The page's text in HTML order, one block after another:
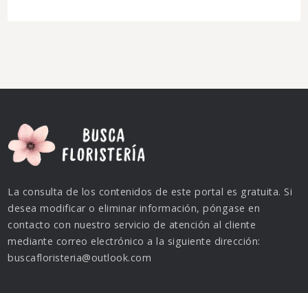
La consulta de los contenidos de este portal es gratuita. Si
desea modificar o eliminar información, póngase en
contacto con nuestro servicio de atención al cliente
mediante correo electrónico a la siguiente dirección:
buscafloristeria@outlook.com